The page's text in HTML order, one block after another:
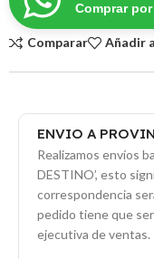
Comprar
Comparar Añadir
ENVIO A
Realizamos envíos
DESTINO’, esto
correspondencia
pedido tiene que
ejecutiva de ventas.